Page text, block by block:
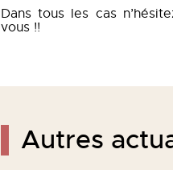
Dans tous les cas
vous !!
Autres